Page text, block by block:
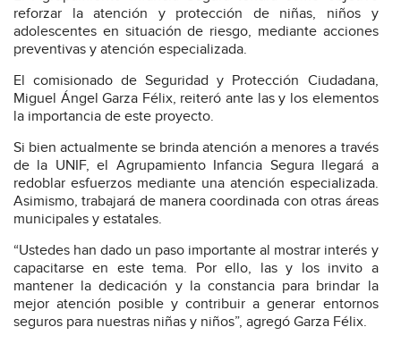
reforzar la atención y protección de niñas, niños y
adolescentes en situación de riesgo, mediante acciones
preventivas y atención especializada.
El comisionado de Seguridad y Protección Ciudadana,
Miguel Ángel Garza Félix, reiteró ante las y los elementos
la importancia de este proyecto.
Si bien actualmente se brinda atención a menores a través
de la UNIF, el Agrupamiento Infancia Segura llegará a
redoblar esfuerzos mediante una atención especializada.
Asimismo, trabajará de manera coordinada con otras áreas
municipales y estatales.
“Ustedes han dado un paso importante al mostrar interés y
capacitarse en este tema. Por ello, las y los invito a
mantener la dedicación y la constancia para brindar la
mejor atención posible y contribuir a generar entornos
seguros para nuestras niñas y niños”, agregó Garza Félix.